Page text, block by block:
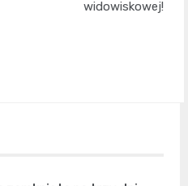
widowiskowej!